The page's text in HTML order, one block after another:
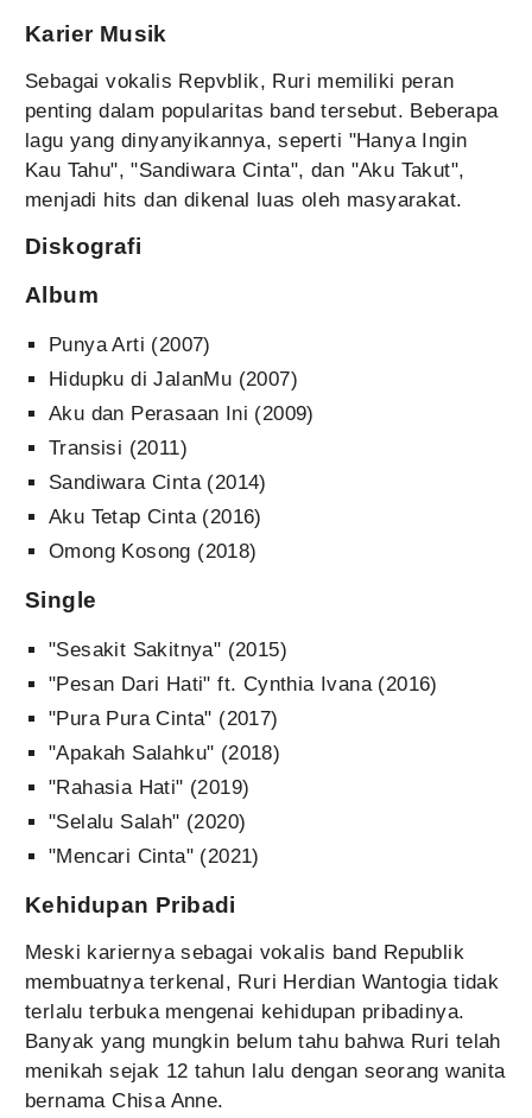
Karier Musik
Sebagai vokalis Repvblik, Ruri memiliki peran
penting dalam popularitas band tersebut. Beberapa
lagu yang dinyanyikannya, seperti "Hanya Ingin
Kau Tahu", "Sandiwara Cinta", dan "Aku Takut",
menjadi hits dan dikenal luas oleh masyarakat.
Diskografi
Album
Punya Arti (2007)
Hidupku di JalanMu (2007)
Aku dan Perasaan Ini (2009)
Transisi (2011)
Sandiwara Cinta (2014)
Aku Tetap Cinta (2016)
Omong Kosong (2018)
Single
"Sesakit Sakitnya" (2015)
"Pesan Dari Hati" ft. Cynthia Ivana (2016)
"Pura Pura Cinta" (2017)
"Apakah Salahku" (2018)
"Rahasia Hati" (2019)
"Selalu Salah" (2020)
"Mencari Cinta" (2021)
Kehidupan Pribadi
Meski kariernya sebagai vokalis band Republik
membuatnya terkenal, Ruri Herdian Wantogia tidak
terlalu terbuka mengenai kehidupan pribadinya.
Banyak yang mungkin belum tahu bahwa Ruri telah
menikah sejak 12 tahun lalu dengan seorang wanita
bernama Chisa Anne.